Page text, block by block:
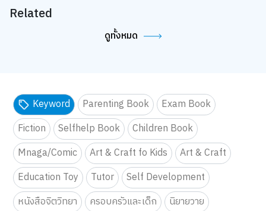
Related
ดูทั้งหมด
Keyword Parenting Book
Exam Book
Fiction
Selfhelp Book
Children Book
Mnaga/Comic
Art & Craft fo Kids
Art & Craft
Education Toy
Tutor
Self Development
หนังสือจิตวิทยา
ครอบครัวและเด็ก
นิยายวาย